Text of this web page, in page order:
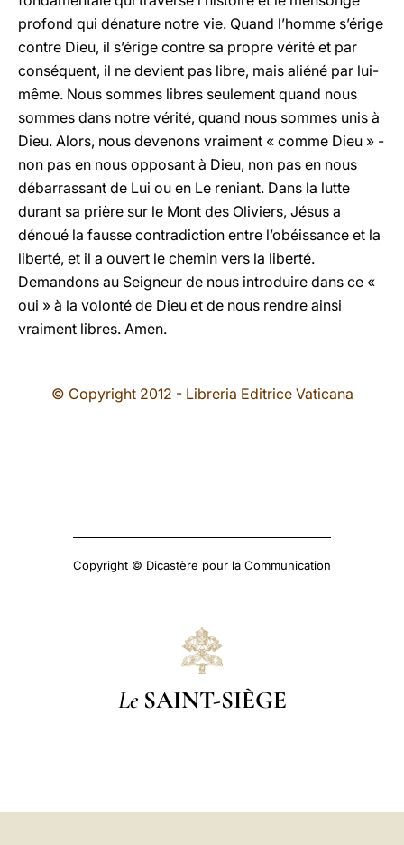
profond qui dénature notre vie. Quand l’homme s’érige
contre Dieu, il s’érige contre sa propre vérité et par
conséquent, il ne devient pas libre, mais aliéné par lui-
même. Nous sommes libres seulement quand nous
sommes dans notre vérité, quand nous sommes unis à
Dieu. Alors, nous devenons vraiment « comme Dieu » -
non pas en nous opposant à Dieu, non pas en nous
débarrassant de Lui ou en Le reniant. Dans la lutte
durant sa prière sur le Mont des Oliviers, Jésus a
dénoué la fausse contradiction entre l’obéissance et la
liberté, et il a ouvert le chemin vers la liberté.
Demandons au Seigneur de nous introduire dans ce «
oui » à la volonté de Dieu et de nous rendre ainsi
vraiment libres. Amen.
© Copyright 2012 - Libreria Editrice Vaticana
Copyright © Dicastère pour la Communication
Le SAINT-SIÈGE